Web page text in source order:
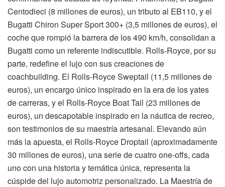
Centodieci (8 millones de euros), un tributo al EB110, y el
Bugatti Chiron Super Sport 300+ (3,5 millones de euros), el
coche que rompió la barrera de los 490 km/h, consolidan a
Bugatti como un referente indiscutible. Rolls-Royce, por su
parte, redefine el lujo con sus creaciones de
coachbuilding. El Rolls-Royce Sweptail (11,5 millones de
euros), un encargo único inspirado en la era de los yates
de carreras, y el Rolls-Royce Boat Tail (23 millones de
euros), un descapotable inspirado en la náutica de recreo,
son testimonios de su maestría artesanal. Elevando aún
más la apuesta, el Rolls-Royce Droptail (aproximadamente
30 millones de euros), una serie de cuatro one-offs, cada
uno con una historia y temática única, representa la
cúspide del lujo automotriz personalizado. La Maestría de